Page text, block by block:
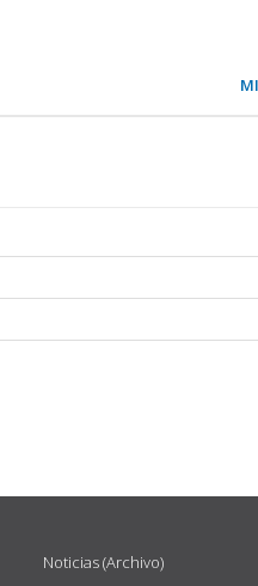
Noticias (Archivo)